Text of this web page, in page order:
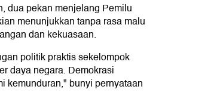
dua pekan menjelang Pemilu
menunjukkan tanpa rasa malu
dan kekuasaan.
politik praktis sekelompok
daya negara. Demokrasi
kemunduran," bunyi pernyataan